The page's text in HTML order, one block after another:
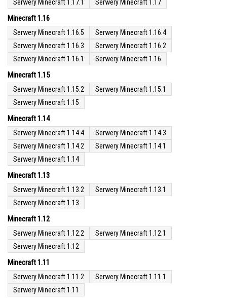
Serwery Minecraft 1.17.1 Serwery Minecraft 1.17
Minecraft 1.16
Serwery Minecraft 1.16.5
Serwery Minecraft 1.16.4
Serwery Minecraft 1.16.3
Serwery Minecraft 1.16.2
Serwery Minecraft 1.16.1
Serwery Minecraft 1.16
Minecraft 1.15
Serwery Minecraft 1.15.2
Serwery Minecraft 1.15.1
Serwery Minecraft 1.15
Minecraft 1.14
Serwery Minecraft 1.14.4
Serwery Minecraft 1.14.3
Serwery Minecraft 1.14.2
Serwery Minecraft 1.14.1
Serwery Minecraft 1.14
Minecraft 1.13
Serwery Minecraft 1.13.2
Serwery Minecraft 1.13.1
Serwery Minecraft 1.13
Minecraft 1.12
Serwery Minecraft 1.12.2
Serwery Minecraft 1.12.1
Serwery Minecraft 1.12
Minecraft 1.11
Serwery Minecraft 1.11.2
Serwery Minecraft 1.11.1
Serwery Minecraft 1.11